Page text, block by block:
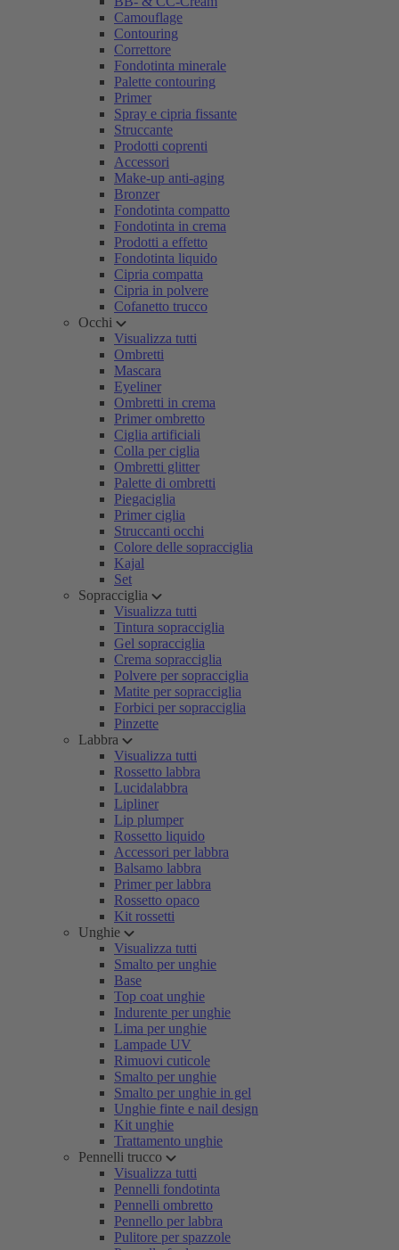
Camouflage
Contouring
Correttore
Fondotinta minerale
Palette contouring
Primer
Spray e cipria fissante
Struccante
Prodotti coprenti
Accessori
Make-up anti-aging
Bronzer
Fondotinta compatto
Fondotinta in crema
Prodotti a effetto
Fondotinta liquido
Cipria compatta
Cipria in polvere
Cofanetto trucco
Occhi
Visualizza tutti
Ombretti
Mascara
Eyeliner
Ombretti in crema
Primer ombretto
Ciglia artificiali
Colla per ciglia
Ombretti glitter
Palette di ombretti
Piegaciglia
Primer ciglia
Struccanti occhi
Colore delle sopracciglia
Kajal
Set
Sopracciglia
Visualizza tutti
Tintura sopracciglia
Gel sopracciglia
Crema sopracciglia
Polvere per sopracciglia
Matite per sopracciglia
Forbici per sopracciglia
Pinzette
Labbra
Visualizza tutti
Rossetto labbra
Lucidalabbra
Lipliner
Lip plumper
Rossetto liquido
Accessori per labbra
Balsamo labbra
Primer per labbra
Rossetto opaco
Kit rossetti
Unghie
Visualizza tutti
Smalto per unghie
Base
Top coat unghie
Indurente per unghie
Lima per unghie
Lampade UV
Rimuovi cuticole
Smalto per unghie
Smalto per unghie in gel
Unghie finte e nail design
Kit unghie
Trattamento unghie
Pennelli trucco
Visualizza tutti
Pennelli fondotinta
Pennelli ombretto
Pennello per labbra
Pulitore per spazzole